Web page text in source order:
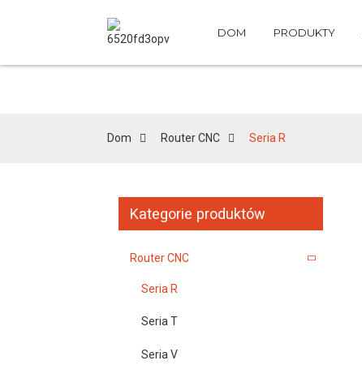
DOM PRODUKTY
Dom Router CNC Seria R
Kategorie produktów
Router CNC
Seria R
Seria T
Seria V